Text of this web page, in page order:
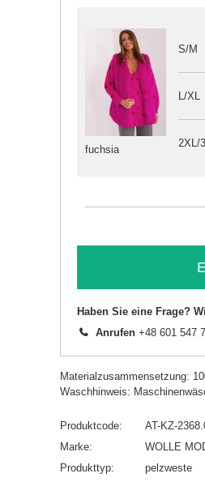
fuchsia
S/M
L/XL
2XL/
Haben Sie eine Frage?
Anrufen +48 601 547
Materialzusammensetzung:
Waschhinweis:
Produktcode
AT-KZ-
Marke
WOLLE
Produkttyp
pelzweste